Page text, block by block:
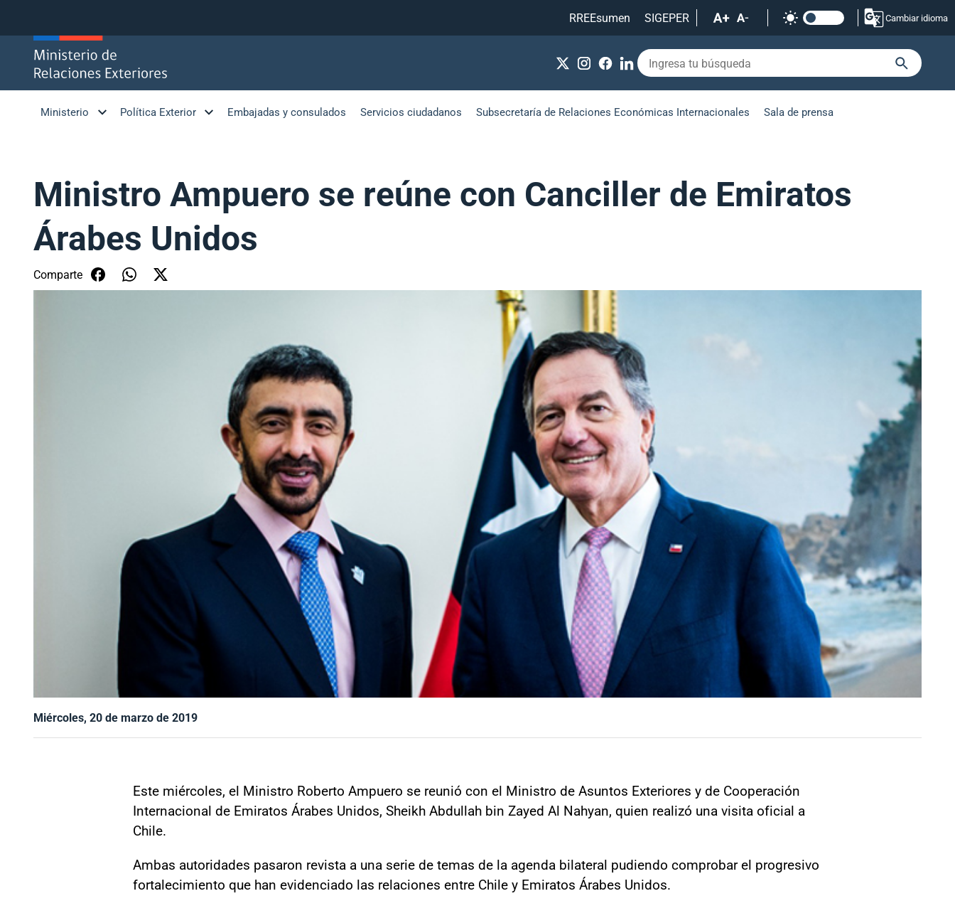
RREEsumen
SIGEPER Cambiar idioma
Ministerio Política Exterior Embajadas y consulados Servicios ciudadanos Subsecretaría de Relaciones Económicas Internacionales Sala de prensa
Ministro Ampuero se reúne con Canciller de Emiratos
Árabes Unidos
Comparte
Miércoles, 20 de marzo de 2019
Este miércoles, el Ministro Roberto Ampuero se reunió con el Ministro de Asuntos Exteriores y de Cooperación
Internacional de Emiratos Árabes Unidos, Sheikh Abdullah bin Zayed Al Nahyan, quien realizó una visita oficial a
Chile.
Ambas autoridades pasaron revista a una serie de temas de la agenda bilateral pudiendo comprobar el progresivo
fortalecimiento que han evidenciado las relaciones entre Chile y Emiratos Árabes Unidos.